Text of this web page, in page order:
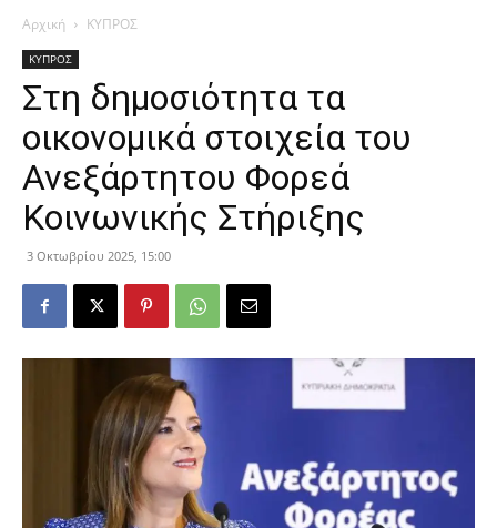
Αρχική ΚΥΠΡΟΣ
ΚΥΠΡΟΣ
Στη δημοσιότητα τα
οικονομικά στοιχεία του
Ανεξάρτητου Φορεά
Κοινωνικής Στήριξης
3 Οκτωβρίου 2025, 15:00